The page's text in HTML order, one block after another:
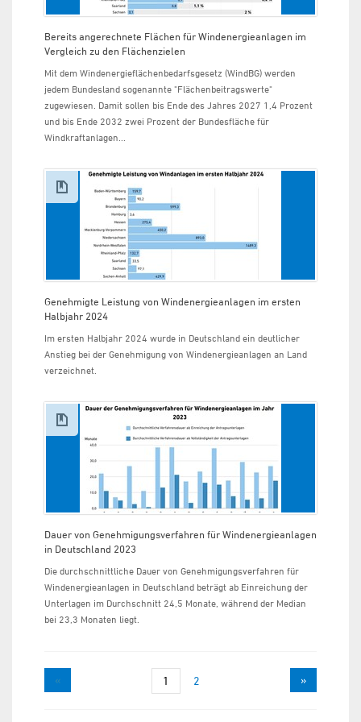
Bereits angerechnete Flächen für Windenergieanlagen im
Vergleich zu den Flächenzielen
Mit dem Windenergieflächenbedarfsgesetz (WindBG) werden
jedem Bundesland sogenannte "Flächenbeitragswerte"
zugewiesen. Damit sollen bis Ende des Jahres 2027 1,4 Prozent
und bis Ende 2032 zwei Prozent der Bundesfläche für
Windkraftanlagen...
Genehmigte Leistung von Windenergieanlagen im ersten
Halbjahr 2024
Im ersten Halbjahr 2024 wurde in Deutschland ein deutlicher
Anstieg bei der Genehmigung von Windenergieanlagen an Land
verzeichnet.
Dauer von Genehmigungsverfahren für Windenergieanlagen
in Deutschland 2023
Die durchschnittliche Dauer von Genehmigungsverfahren für
Windenergieanlagen in Deutschland beträgt ab Einreichung der
Unterlagen im Durchschnitt 24,5 Monate, während der Median
bei 23,3 Monaten liegt.
« 1 2 »